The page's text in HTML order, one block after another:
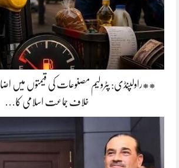
**راولپنڈی: پٹرولیم مصنوعات کی قیمتوں میں
خلاف جماعت اسلامی کا…